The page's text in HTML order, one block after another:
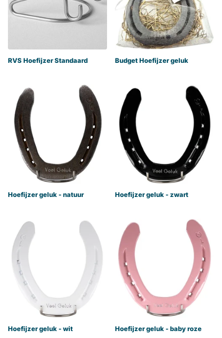
RVS Hoefijzer Standaard Budget Hoefijzer geluk
Hoefijzer geluk - natuur Hoefijzer geluk - zwart
Hoefijzer geluk - wit Hoefijzer geluk - baby roze